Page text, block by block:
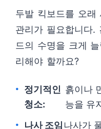
두발 킥보드를 오래
관리가 필요합니다.
드의 수명을 크게
리해야 할까요?
정기적인
청소:
흙이나
능을 유
나사 조임 나사가